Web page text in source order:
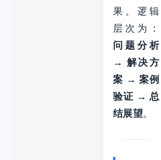
果。逻辑
层次为：
问题分析
→ 解决方
案 → 案例
验证 → 总
结展望。